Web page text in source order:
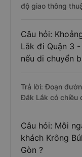
độ giao thông
Câu hỏi:
Lắk đi Quận 3
nếu di chuyển
Trả lời: Đoạn
Đắk Lắk có chiều
Câu hỏi: Mỗi
khách Krông
Gòn ?